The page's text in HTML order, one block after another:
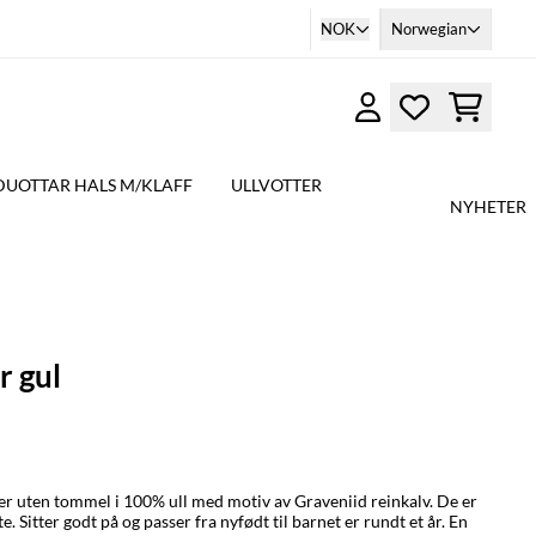
NOK Norwegian
HALS M/KLAFF ULLVOTTER
NYHETER
gul
tommel i 100% ull med motiv av Graveniid reinkalv. De er
Sitter godt på og passer fra nyfødt til barnet er rundt et år. En